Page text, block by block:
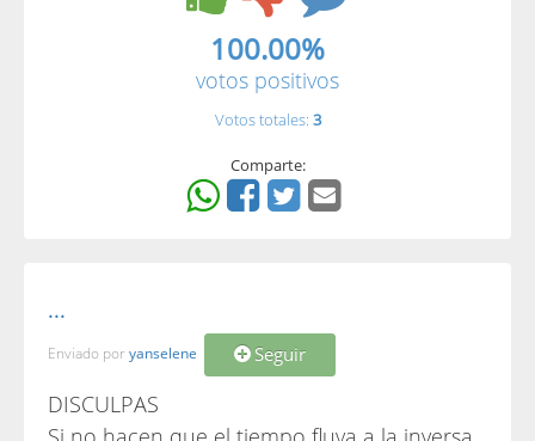
100.00%
votos positivos
Votos totales: 3
Comparte:
...
Enviado por yanselene Seguir
DISCULPAS